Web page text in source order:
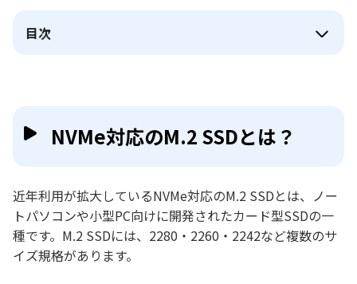
目次
NVMe対応のM.2 SSDとは？
近年利用が拡大しているNVMe対応のM.2 SSDとは、ノー
トパソコンや小型PC向けに開発されたカード型SSDの一
種です。M.2 SSDには、2280・2260・2242など複数のサ
イズ規格があります。